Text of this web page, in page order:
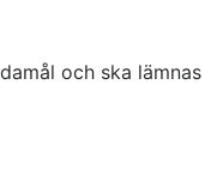
och ska lämnas